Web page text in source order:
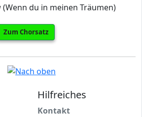
du in meinen Träumen)
Zum Chorsatz
Hilfreiches
Kontakt